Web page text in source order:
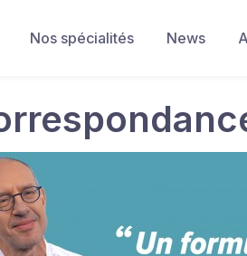
Nos spécialités News